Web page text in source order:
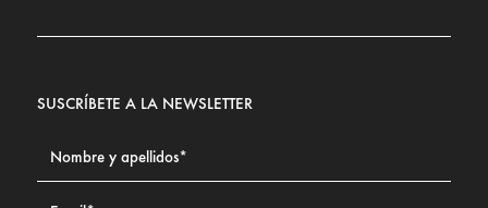
SUSCRÍBETE A LA NEWSLETTER